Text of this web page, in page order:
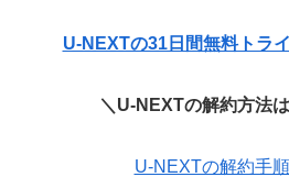
U-NEXTの31日間無料トラ
＼U-NEXTの解約方法
U-NEXTの解約手